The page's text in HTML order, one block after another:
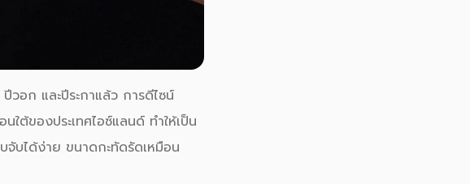
อก และปีระกาแล้ว การดีไซน์
ต้ของประเทศไอซ์แลนด์ ทำให้เป็น
บได้ง่าย ขนาดกะทัดรัดเหมือน